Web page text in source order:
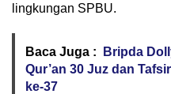
lingkungan SPBU.
Baca Juga :
Bripda
Qur’an 30 Juz dan
ke-37